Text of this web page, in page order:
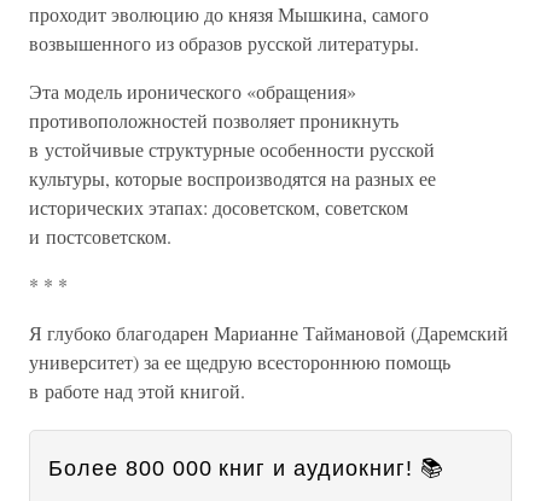
проходит эволюцию до князя Мышкина, самого
возвышенного из образов русской литературы.
Эта модель иронического «обращения»
противоположностей позволяет проникнуть
в устойчивые структурные особенности русской
культуры, которые воспроизводятся на разных ее
исторических этапах: досоветском, советском
и постсоветском.
* * *
Я глубоко благодарен Марианне Таймановой (Даремский
университет) за ее щедрую всестороннюю помощь
в работе над этой книгой.
Более 800 000 книг и аудиокниг! 📚